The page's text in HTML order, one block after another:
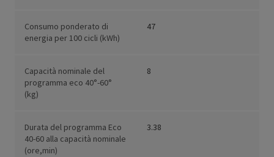
Consumo ponderato di
energia per 100 cicli (kWh)
47
Capacità nominale del
programma eco 40°-60°
(kg)
8
Durata del programma Eco
40-60 alla capacità nominale
(ore,min)
3.38